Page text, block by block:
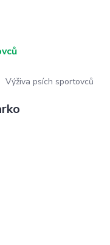
Výživa psích sportovců